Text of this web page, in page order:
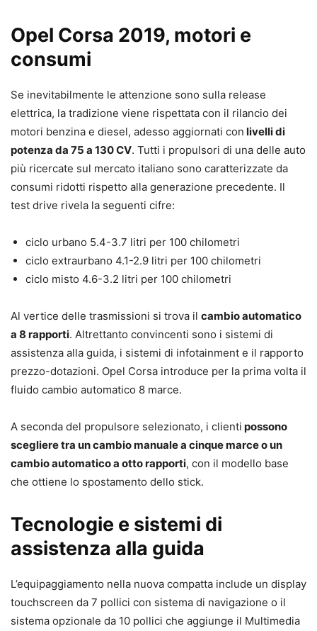
Opel Corsa 2019, motori e
consumi
Se inevitabilmente le attenzione sono sulla release
elettrica, la tradizione viene rispettata con il rilancio dei
motori benzina e diesel, adesso aggiornati con livelli di
potenza da 75 a 130 CV. Tutti i propulsori di una delle auto
più ricercate sul mercato italiano sono caratterizzate da
consumi ridotti rispetto alla generazione precedente. Il
test drive rivela la seguenti cifre:
ciclo urbano 5.4-3.7 litri per 100 chilometri
ciclo extraurbano 4.1-2.9 litri per 100 chilometri
ciclo misto 4.6-3.2 litri per 100 chilometri
Al vertice delle trasmissioni si trova il cambio automatico
a 8 rapporti. Altrettanto convincenti sono i sistemi di
assistenza alla guida, i sistemi di infotainment e il rapporto
prezzo-dotazioni. Opel Corsa introduce per la prima volta il
fluido cambio automatico 8 marce.
A seconda del propulsore selezionato, i clienti possono
scegliere tra un cambio manuale a cinque marce o un
cambio automatico a otto rapporti, con il modello base
che ottiene lo spostamento dello stick.
Tecnologie e sistemi di
assistenza alla guida
L’equipaggiamento nella nuova compatta include un display
touchscreen da 7 pollici con sistema di navigazione o il
sistema opzionale da 10 pollici che aggiunge il Multimedia